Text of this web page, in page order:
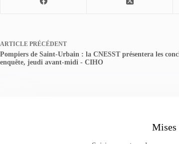
ARTICLE PRÉCÉDENT
Pompiers de Saint-Urbain : la CNESST présentera les
enquête, jeudi avant-midi - CIHO
Mises